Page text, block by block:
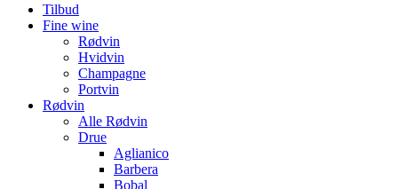
Tilbud
Fine wine
Rødvin
Hvidvin
Champagne
Portvin
Rødvin
Alle Rødvin
Drue
Aglianico
Barbera
Bobal